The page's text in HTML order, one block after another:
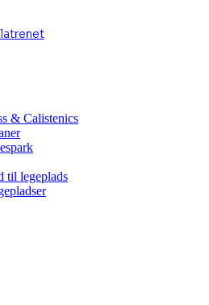
& Calistenics
til legeplads